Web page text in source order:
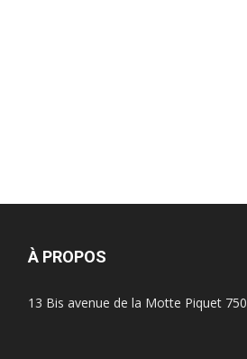
À PROPOS
13 Bis avenue de la Motte Piquet